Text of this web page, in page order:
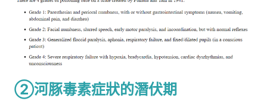
②河豚毒素症狀的潛伏期